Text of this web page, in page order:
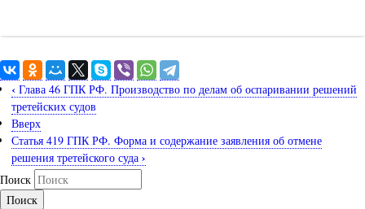
‹ Глава 46 ГПК РФ. Производство по делам об оспаривании решений
третейских судов
Вверх
Статья 419 ГПК РФ. Форма и содержание заявления об отмене
решения третейского суда ›
Поиск